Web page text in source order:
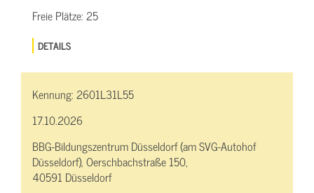
Freie Plätze:25
DETAILS
Kennung:2601L31L55
17.10.2026
BBG-Bildungszentrum Düsseldorf (am SVG-Autohof
Düsseldorf), Oerschbachstraße 150,
40591 Düsseldorf